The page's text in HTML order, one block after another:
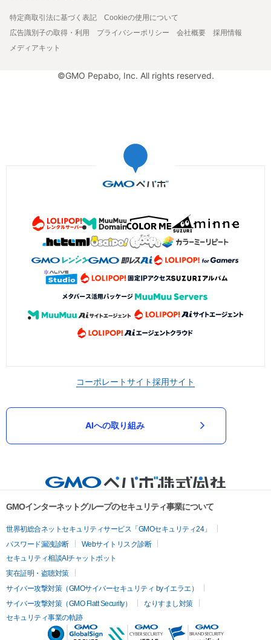
特定商取引法に基づく表記
Cookieの使用について
広告識別子の取得・利用
プライバシーポリシー 会社概要
採用情報
メディアキット
©GMO Pepabo, Inc. All rights reserved.
コーポレートサイト採用サイト
AIへの取り組み
GMOインターネットグループのセキュリティ事業について
世界初総合ネットセキュリティサービス「GMOセキュリティ24」
パスワード漏洩診断
Webサイトリスク診断
セキュリティ相談AIチャットボット
実在証明・盗聴対策
サイバー攻撃対策（GMOサイバーセキュリティ byイエラエ）
サイバー攻撃対策（GMO Flatt Security）
なりすまし対策
セキュリティ事業の軌跡